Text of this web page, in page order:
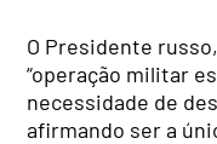
O Presidente
“operação militar
necessidade de
afirmando ser a